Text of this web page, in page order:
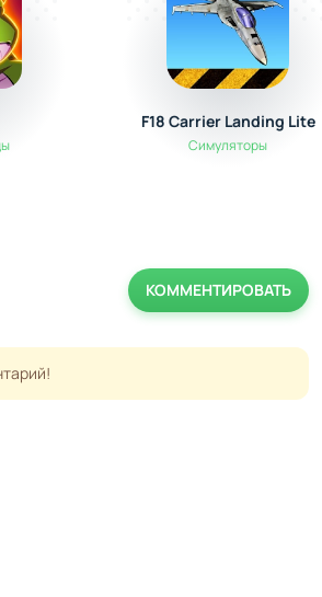
F18 Carrier Landing Lite
Симуляторы
КОММЕНТИРОВАТЬ